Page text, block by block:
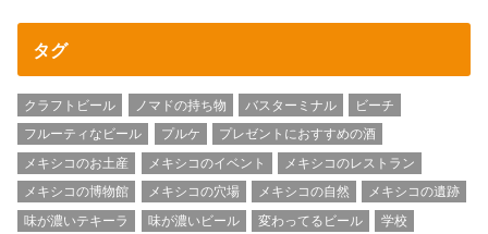
タグ
クラフトビール ノマドの持ち物 バスターミナル
ビーチ
フルーティなビール
プルケ
プレゼントにおすすめの酒
メキシコのお土産
メキシコのイベント
メキシコのレストラン
メキシコの博物館
メキシコの穴場 メキシコの自然
メキシコの遺跡
味が濃いテキーラ
味が濃いビール 変わってるビール
学校